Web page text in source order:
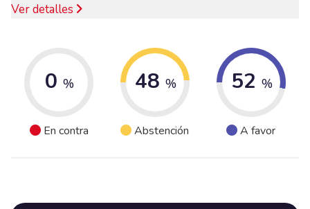
Ver detalles
0 %
En contra
48 %
Abstención
52 %
A favor